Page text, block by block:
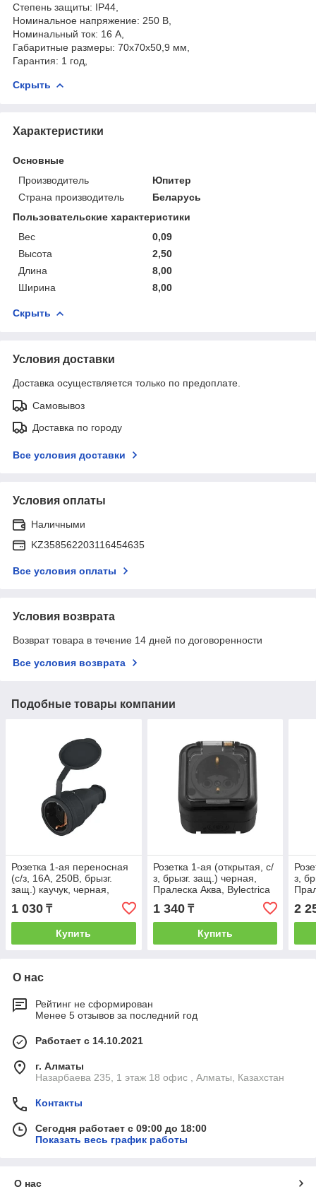
Степень защиты: IP44,
Номинальное напряжение: 250 В,
Номинальный ток: 16 А,
Габаритные размеры: 70х70х50,9 мм,
Гарантия: 1 год,
Скрыть
Характеристики
Основные
Производитель
Юпитер
Страна производитель
Беларусь
Пользовательские характеристики
Вес
0,09
Высота
2,50
Длина
8,00
Ширина
8,00
Скрыть
Условия доставки
Доставка осуществляется только по предоплате.
Самовывоз
Доставка по городу
Все условия доставки
Условия оплаты
Наличными
KZ358562203116454635
Все условия оплаты
Условия возврата
Возврат товара в течение 14 дней по договоренности
Все условия возврата
Подобные товары компании
Розетка 1-ая переносная
(с/з, 16А, 250В, брызг.
защ.) каучук, черная,
Юпитер
1 030 ₸
Купить
Розетка 1-ая (открытая, с/
з, брызг. защ.) черная,
Пралеска Аква, Bylectrica
1 340₸
Купить
з,
2
О нас
Рейтинг не сформирован
Менее 5 отзывов за последний год
Работает с 14.10.2021
г. Алматы
Назарбаева 235, 1 этаж 18 офис , Алматы, Казахстан
Контакты
Сегодня работает с 09:00 до 18:00
Показать весь график работы
О нас